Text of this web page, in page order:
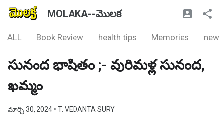
MOLAKA--మొలక
ALL Book Review health tips Memories new
సునంద భాషితం ;- వురిమళ్ల సునంద,
ఖమ్మం
మార్చి 30, 2024 • T. VEDANTA SURY